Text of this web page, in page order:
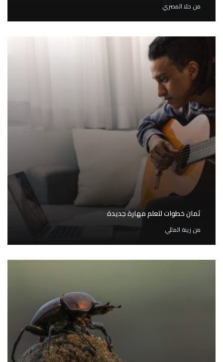
من حلا المصري
ثمان خطوات لتعلم مهارة جديدة
من زينة المللي